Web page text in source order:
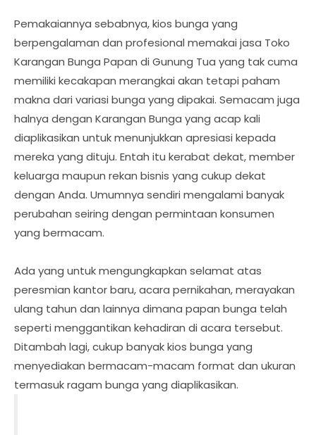
Pemakaiannya sebabnya, kios bunga yang
berpengalaman dan profesional memakai jasa Toko
Karangan Bunga Papan di Gunung Tua yang tak cuma
memiliki kecakapan merangkai akan tetapi paham
makna dari variasi bunga yang dipakai. Semacam juga
halnya dengan Karangan Bunga yang acap kali
diaplikasikan untuk menunjukkan apresiasi kepada
mereka yang dituju. Entah itu kerabat dekat, member
keluarga maupun rekan bisnis yang cukup dekat
dengan Anda. Umumnya sendiri mengalami banyak
perubahan seiring dengan permintaan konsumen
yang bermacam.
Ada yang untuk mengungkapkan selamat atas
peresmian kantor baru, acara pernikahan, merayakan
ulang tahun dan lainnya dimana papan bunga telah
seperti menggantikan kehadiran di acara tersebut.
Ditambah lagi, cukup banyak kios bunga yang
menyediakan bermacam-macam format dan ukuran
termasuk ragam bunga yang diaplikasikan.